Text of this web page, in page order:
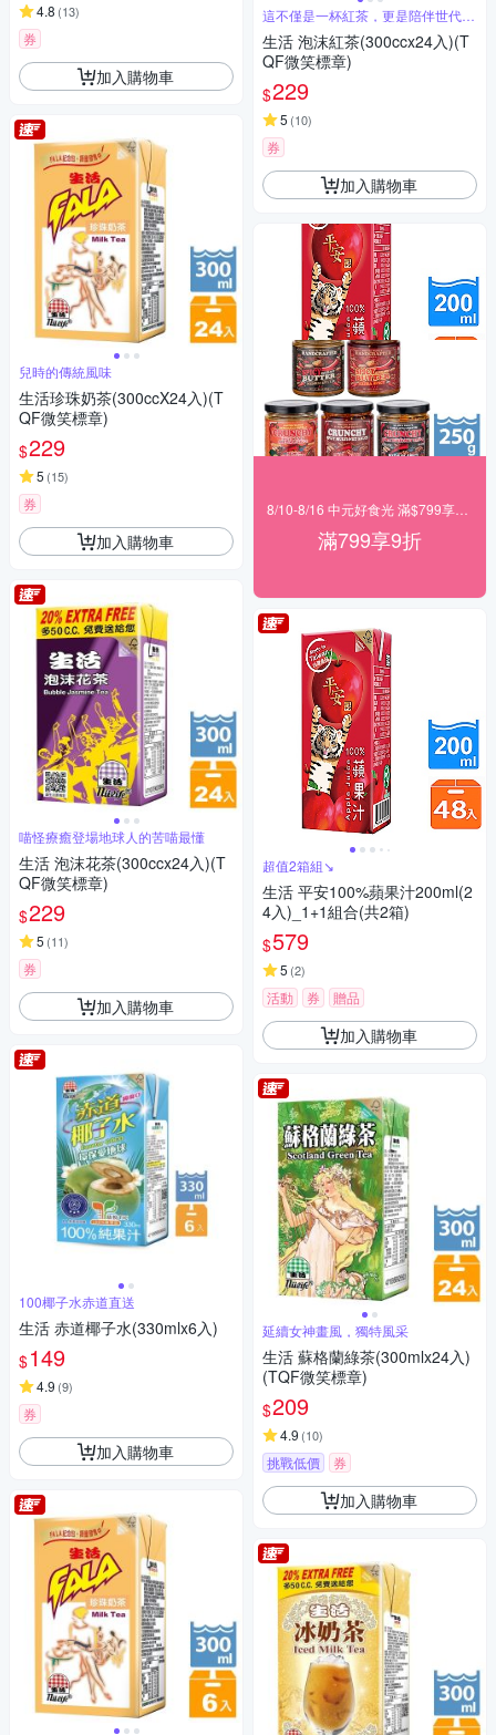
4.8 (13)
券
加入購物車
兒時的傳統風味
生活珍珠奶茶(300ccX24入)(T
QF微笑標章)
$229
5 (15)
券
加入購物車
喵怪療癒登場地球人的苦喵最懂
生活 泡沫花茶(300ccx24入)(T
QF微笑標章)
$229
5 (11)
券
加入購物車
100椰子水赤道直送
生活 赤道椰子水(330mlx6入)
$149
4.9 (9)
券
加入購物車
這不僅是一杯紅茶，更是陪伴世代的
熟悉味道
生活 泡沫紅茶(300ccx24入)(T
QF微笑標章)
$229
5 (10)
券
加入購物車
滿799享9折
超值2箱組↘︎
生活 平安100%蘋果汁200ml(2
4入)_1+1組合(共2箱)
$579
5 (2)
活動 券 贈品
加入購物車
延續女神畫風，獨特風采
生活 蘇格蘭綠茶(300mlx24入)
(TQF微笑標章)
$209
4.9 (10)
挑戰低價 券
加入購物車